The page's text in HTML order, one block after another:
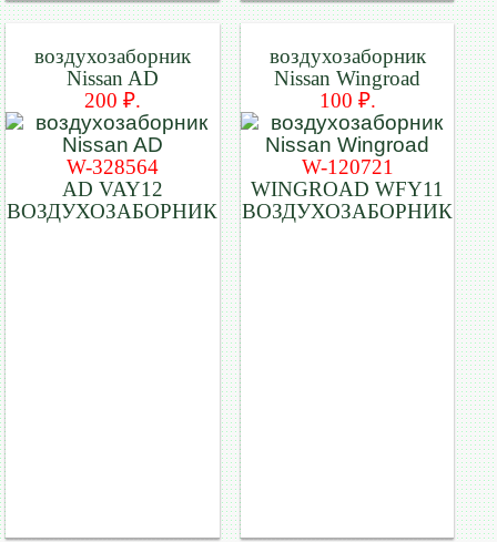
воздухозаборник
Nissan AD
200 ₽.
W-328564
AD VAY12
ВОЗДУХОЗАБОРНИК
воздухозаборник
Nissan Wingroad
100 ₽.
W-120721
WINGROAD WFY11
ВОЗДУХОЗАБОРНИК